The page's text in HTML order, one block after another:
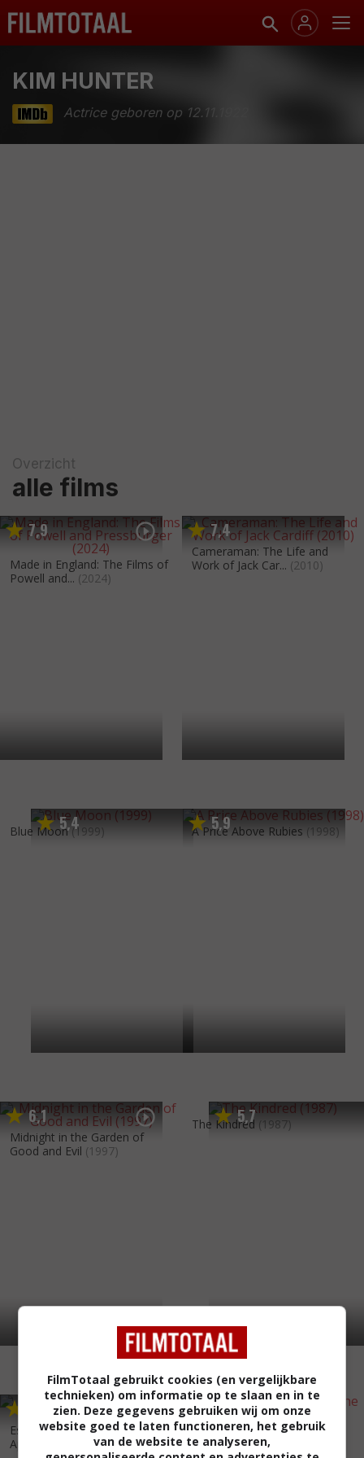
KIM HUNTER
Actrice geboren op 12.11.1922
Overzicht
alle films
7,9
Made in England: The Films of
Powell and... (2024)
7,4
Cameraman: The Life and
Work of Jack Car... (2010)
5,4
Blue Moon (1999) 5,9
A Price Above Rubies (1998)
6,1
Midnight in the Garden of
Good and Evil (1997)
5,7
The Kindred (1987)
Escape from the Planet of the
Apes
5,2
Beneath the Planet of the
Apes (1970)
FilmTotaal gebruikt cookies (en vergelijkbare
technieken) om informatie op te slaan en in te
zien. Deze gegevens gebruiken wij om onze
website goed te laten functioneren, het gebruik
van de website te analyseren,